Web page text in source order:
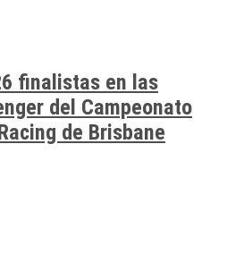
finalistas en las
del Campeonato
de Brisbane